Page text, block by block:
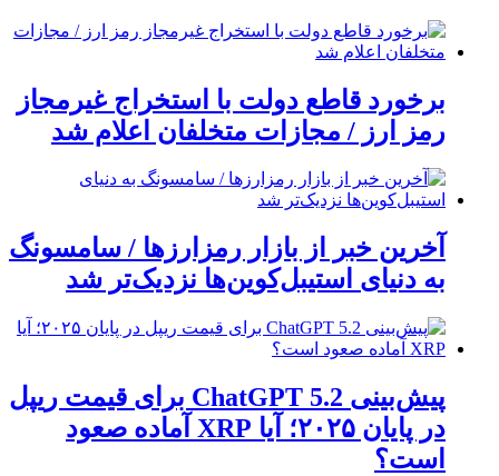
برخورد قاطع دولت با استخراج غیرمجاز
رمز ارز / مجازات متخلفان اعلام شد
آخرین خبر از بازار رمزارزها / سامسونگ
به دنیای استیبل‌کوین‌ها نزدیک‌تر شد
پیش‌بینی ChatGPT 5.2 برای قیمت ریپل
در پایان ۲۰۲۵؛ آیا XRP آماده صعود
است؟